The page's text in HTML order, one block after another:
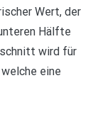
Wert, der
Hälfte
wird für
eine